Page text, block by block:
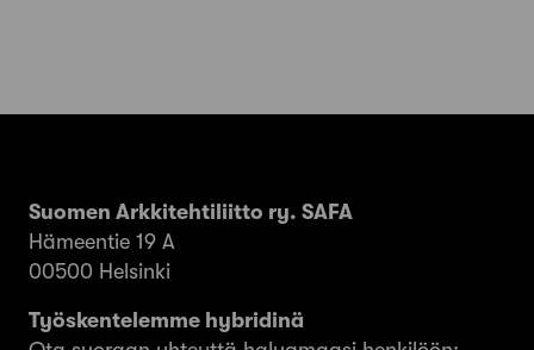
Suomen Arkkitehtiliitto ry. SAFA
Hämeentie 19 A
00500 Helsinki
Työskentelemme hybridinä